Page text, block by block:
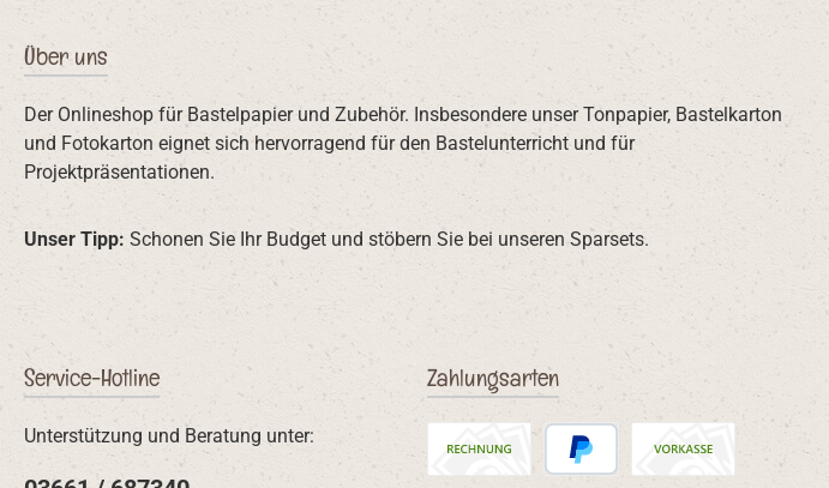
Über uns
Der Onlineshop für Bastelpapier und Zubehör. Insbesondere unser Tonpapier, Bastelkarton
und Fotokarton eignet sich hervorragend für den Bastelunterricht und für
Projektpräsentationen.
Unser Tipp: Schonen Sie Ihr Budget und stöbern Sie bei unseren Sparsets.
Service-Hotline
Unterstützung und Beratung unter:
Zahlungsarten